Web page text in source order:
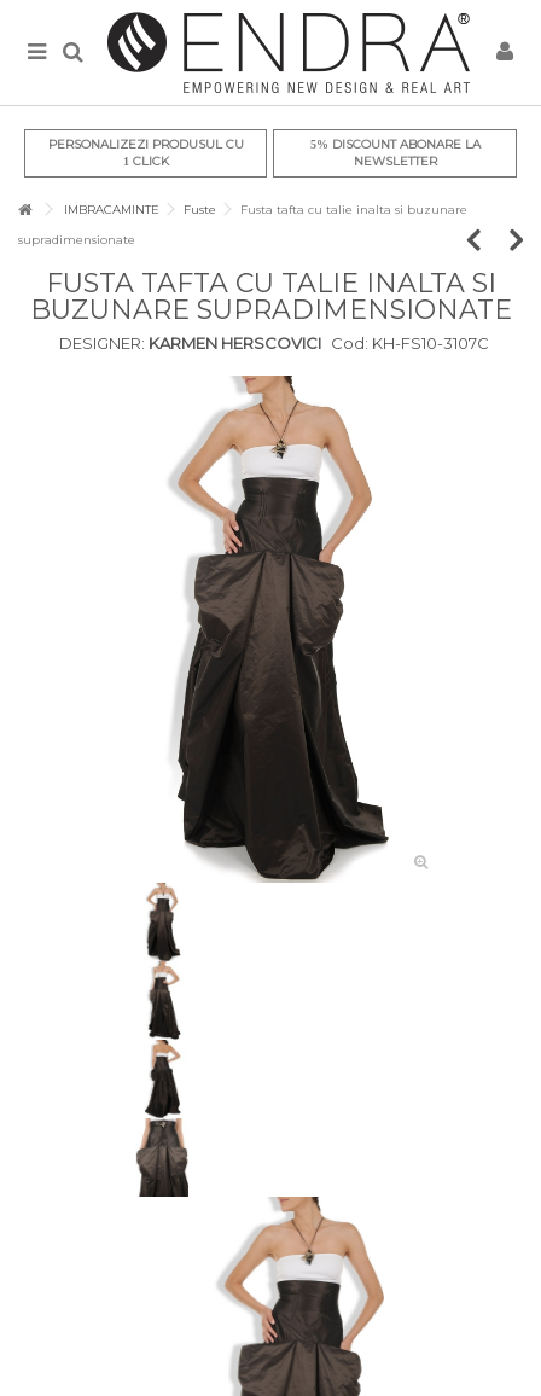
PERSONALIZEZI PRODUSUL CU
1CLICK
5% DISCOUNT ABONARE LA
NEWSLETTER
IMBRACAMINTE Fuste Fusta tafta cu talie inalta si buzunare
supradimensionate
FUSTA TAFTA CU TALIE INALTA SI
BUZUNARE SUPRADIMENSIONATE
DESIGNER: KARMEN HERSCOVICI Cod: KH-FS10-3107C